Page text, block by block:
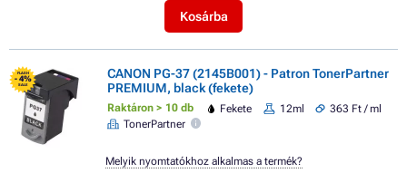
Kosárba
FLASH
- 4%
SALE
CANON PG-37 (2145B001) - Patron TonerPartner
PREMIUM, black (fekete)
Raktáron > 10 db Fekete 12ml
363 Ft / ml
TonerPartner
Melyik nyomtatókhoz alkalmas a termék?